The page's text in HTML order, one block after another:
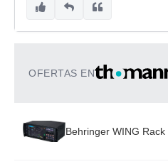
OFERTAS EN
Behringer WING Rack